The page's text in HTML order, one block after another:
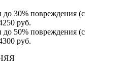
до 30% повреждения (с
руб.
до 50% повреждения (с
руб.